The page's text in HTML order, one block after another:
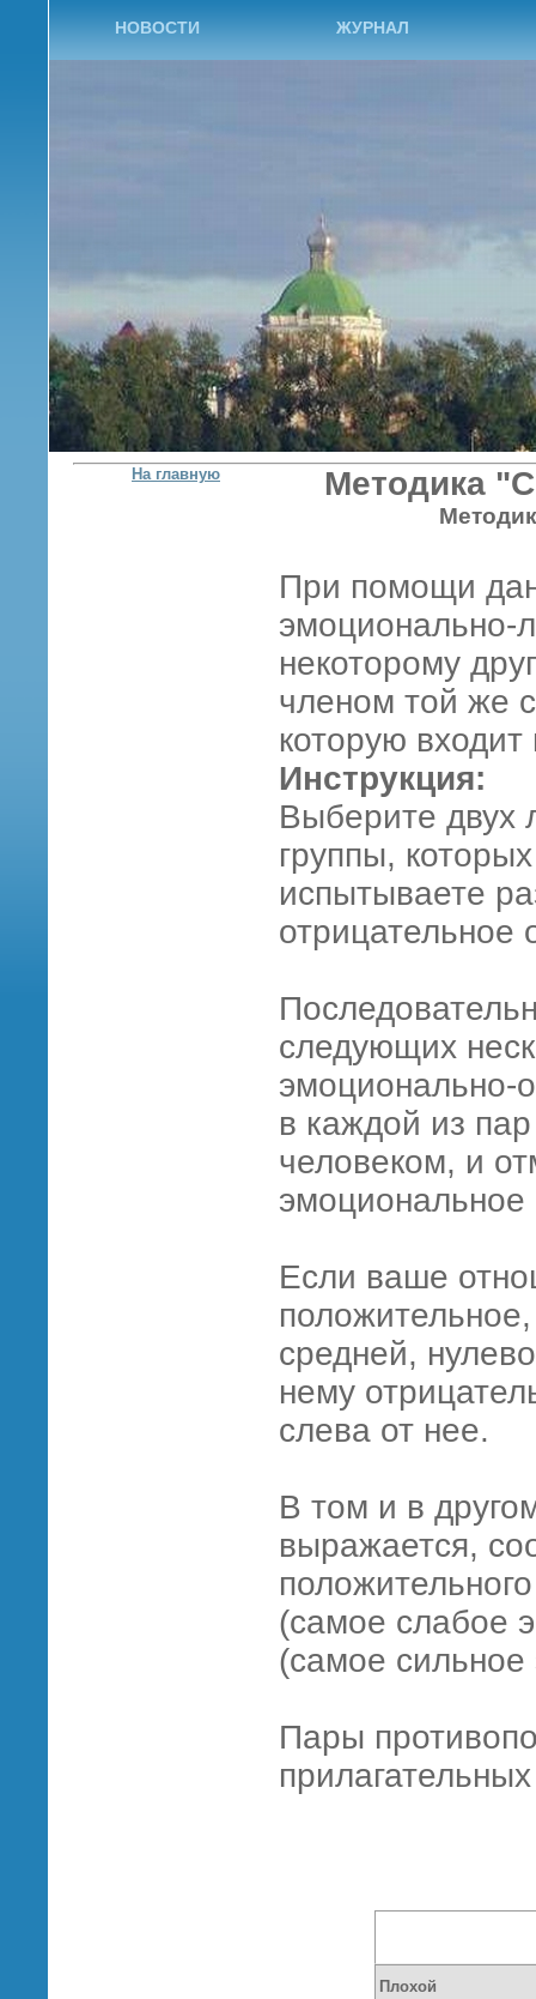
НОВОСТИ ЖУРНАЛ
На главную Методика
При помощи
эмоционально-
некоторому
членом той же
которую
Инструкция:
Выберите двух
группы,
испытываете
отрицательное
следующих
эмоционально-
в каждой из
человеком, и
эмоциональное
Если ваше
положительное,
средней,
нему
слева от нее.
В том и в
выражается,
(самое слабое
(самое
Пары
Плохой